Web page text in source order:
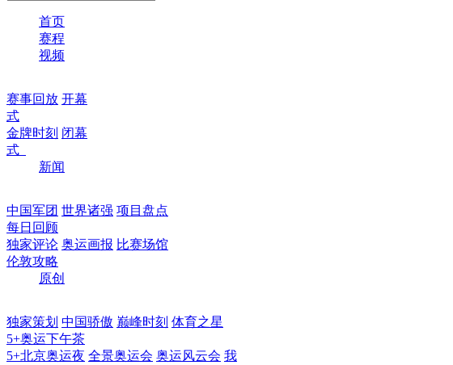
首页
赛程
视频
赛事回放 开幕
式
金牌时刻 闭幕
式
新闻
中国军团 世界诸强 项目盘点
每日回顾
独家评论 奥运画报 比赛场馆
伦敦攻略
原创
独家策划 中国骄傲 巅峰时刻 体育之星
5+奥运下午茶
5+北京奥运夜 全景奥运会 奥运风云会 我